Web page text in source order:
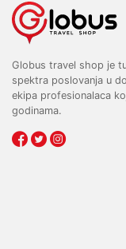
Globus travel shop je
spektra poslovanja u
ekipa profesionalaca
godinama.